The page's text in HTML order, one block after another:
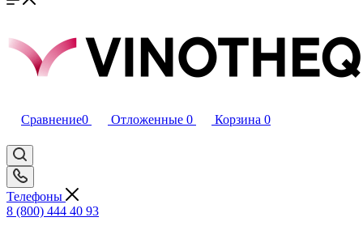
Сравнение0 Отложенные 0 Корзина 0
Телефоны
8 (800) 444 40 93